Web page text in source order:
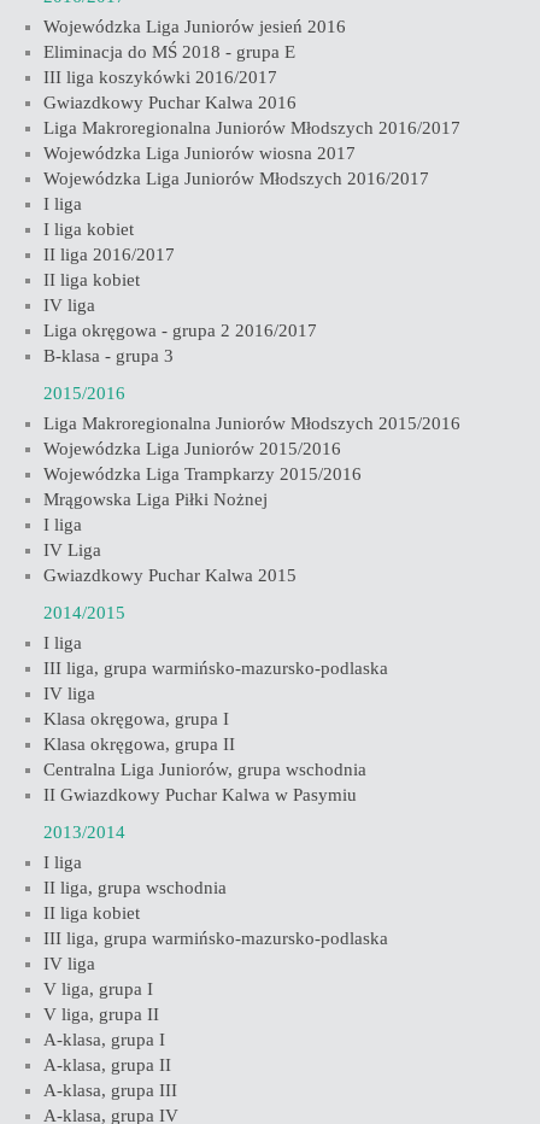
Wojewódzka Liga Juniorów jesień 2016
Eliminacja do MŚ 2018 - grupa E
III liga koszykówki 2016/2017
Gwiazdkowy Puchar Kalwa 2016
Liga Makroregionalna Juniorów Młodszych 2016/2017
Wojewódzka Liga Juniorów wiosna 2017
Wojewódzka Liga Juniorów Młodszych 2016/2017
I liga
I liga kobiet
II liga 2016/2017
II liga kobiet
IV liga
Liga okręgowa - grupa 2 2016/2017
B-klasa - grupa 3
2015/2016
Liga Makroregionalna Juniorów Młodszych 2015/2016
Wojewódzka Liga Juniorów 2015/2016
Wojewódzka Liga Trampkarzy 2015/2016
Mrągowska Liga Piłki Nożnej
I liga
IV Liga
Gwiazdkowy Puchar Kalwa 2015
2014/2015
I liga
III liga, grupa warmińsko-mazursko-podlaska
IV liga
Klasa okręgowa, grupa I
Klasa okręgowa, grupa II
Centralna Liga Juniorów, grupa wschodnia
II Gwiazdkowy Puchar Kalwa w Pasymiu
2013/2014
I liga
II liga, grupa wschodnia
II liga kobiet
III liga, grupa warmińsko-mazursko-podlaska
IV liga
V liga, grupa I
V liga, grupa II
A-klasa, grupa I
A-klasa, grupa II
A-klasa, grupa III
A-klasa, grupa IV